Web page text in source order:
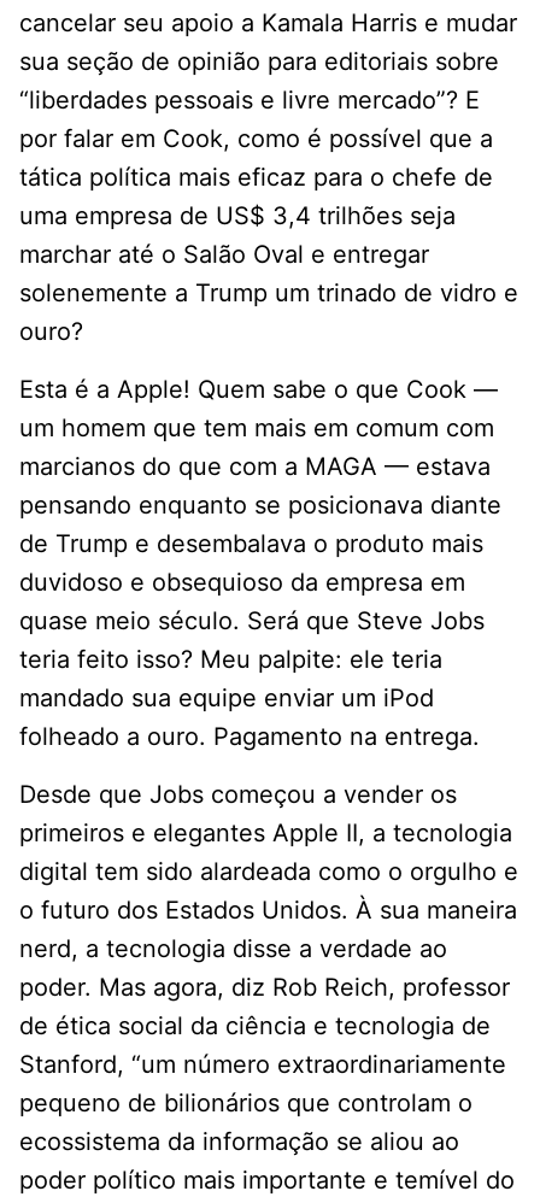
cancelar seu apoio a Kamala Harris e mudar
sua seção de opinião para editoriais sobre
“liberdades pessoais e livre mercado”? E
por falar em Cook, como é possível que a
tática política mais eficaz para o chefe de
uma empresa de US$ 3,4 trilhões seja
marchar até o Salão Oval e entregar
solenemente a Trump um trinado de vidro e
ouro?
Esta é a Apple! Quem sabe o que Cook —
um homem que tem mais em comum com
marcianos do que com a MAGA — estava
pensando enquanto se posicionava diante
de Trump e desembalava o produto mais
duvidoso e obsequioso da empresa em
quase meio século. Será que Steve Jobs
teria feito isso? Meu palpite: ele teria
mandado sua equipe enviar um iPod
folheado a ouro. Pagamento na entrega.
Desde que Jobs começou a vender os
primeiros e elegantes Apple II, a tecnologia
digital tem sido alardeada como o orgulho e
o futuro dos Estados Unidos. À sua maneira
nerd, a tecnologia disse a verdade ao
poder. Mas agora, diz Rob Reich, professor
de ética social da ciência e tecnologia de
Stanford, “um número extraordinariamente
pequeno de bilionários que controlam o
ecossistema da informação se aliou ao
poder político mais importante e temível do